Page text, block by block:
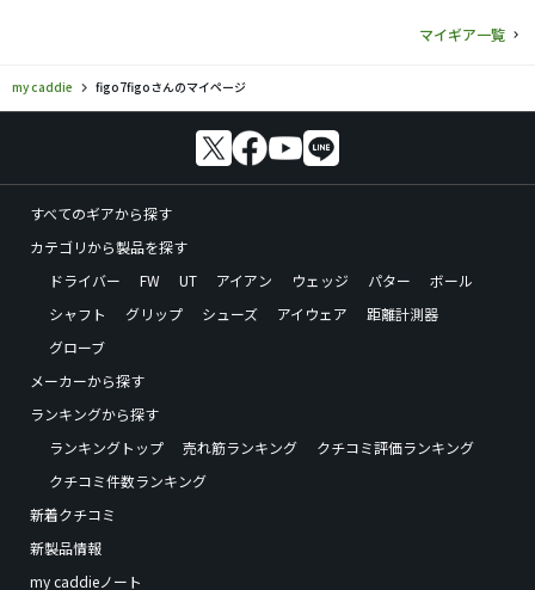
マイギア一覧
my caddie figo7figoさんのマイページ
すべてのギアから探す
カテゴリから製品を探す
ドライバー
FW UT アイアン ウェッジ パター
ボール
シャフト
グリップ シューズ アイウェア
距離計測器
グローブ
メーカーから探す
ランキングから探す
ランキングトップ
売れ筋ランキング
クチコミ評価ランキング
クチコミ件数ランキング
新着クチコミ
新製品情報
my caddieノート